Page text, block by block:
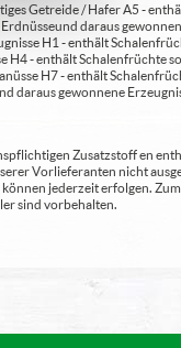
Getreide / Hafer A5 -
und daraus
H1 - enthält
H4 - enthält Schalenfrüchte
H7 - enthält
daraus gewonnene
Zusatzstoff en
Vorlieferanten nicht
jederzeit erfolgen.
sind vorbehalten.